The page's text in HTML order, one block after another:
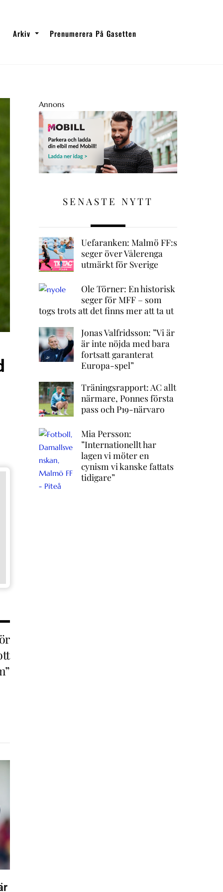
Arkiv Prenumerera På Gasetten
Annons
SENASTE NYTT
Uefaranken: Malmö FF:s
seger över Vålerenga
utmärkt för Sverige
Ole Törner: En historisk
seger för MFF – som
togs trots att det finns mer att ta ut
Jonas Valfridsson: ”Vi är
är inte nöjda med bara
fortsatt garanterat
Europa-spel”
Träningsrapport: AC allt
närmare, Ponnes första
pass och P19-närvaro
Mia Persson:
”Internationellt har
lagen vi möter en
cynism vi kanske fattats
tidigare”